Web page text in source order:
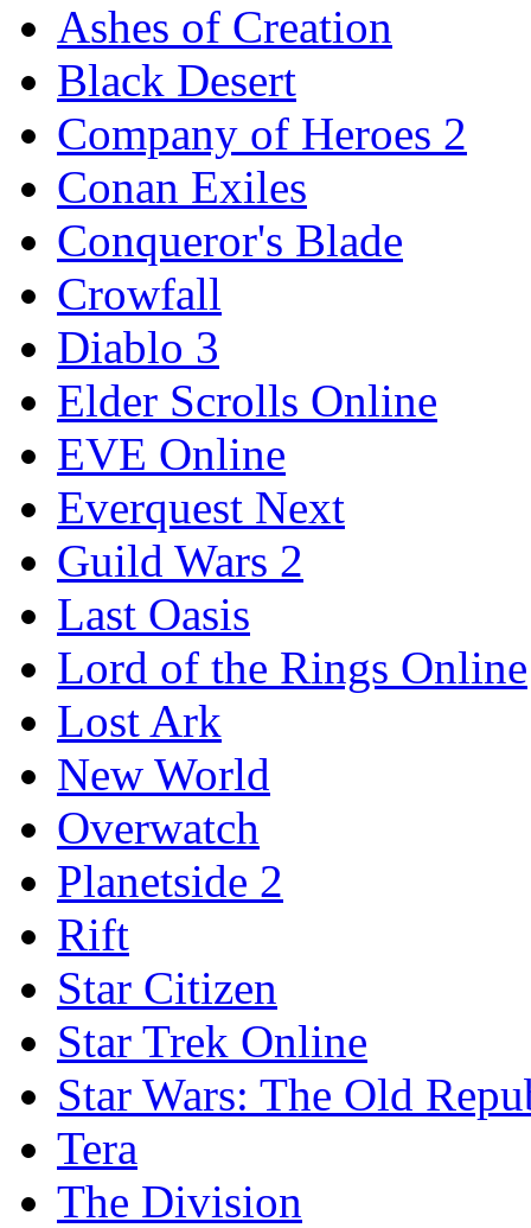
Ashes of Creation
Black Desert
Company of Heroes 2
Conan Exiles
Conqueror's Blade
Crowfall
Diablo 3
Elder Scrolls Online
EVE Online
Everquest Next
Guild Wars 2
Last Oasis
Lord of the Rings Online
Lost Ark
New World
Overwatch
Planetside 2
Rift
Star Citizen
Star Trek Online
Star Wars: The Old
Tera
The Division